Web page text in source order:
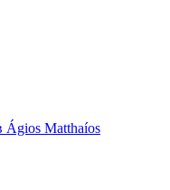
Ágios Matthaíos